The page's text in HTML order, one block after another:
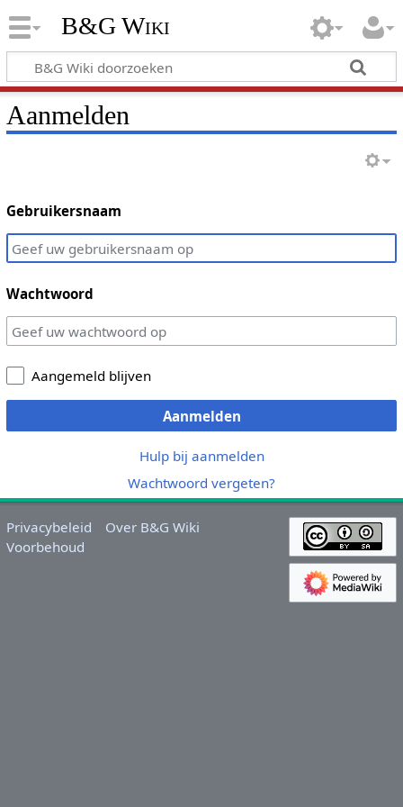
B&G Wiki
Aanmelden
Gebruikersnaam
Wachtwoord
Aangemeld blijven
Aanmelden
Hulp bij aanmelden
Wachtwoord vergeten?
Privacybeleid
Over B&G Wiki
Voorbehoud